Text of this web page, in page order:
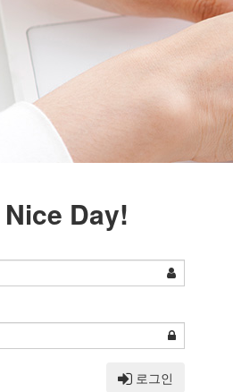
Day!
로그인